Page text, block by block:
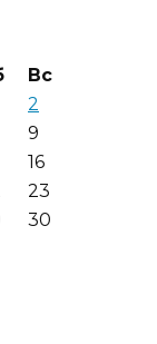
Вс
2
9
16
23
30